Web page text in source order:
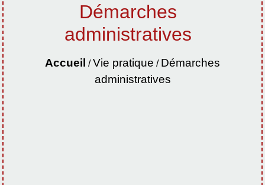
Démarches
administratives
Accueil /Vie pratique / Démarches
administratives